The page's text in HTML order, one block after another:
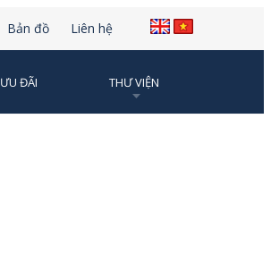
Bản đồ Liên hệ
ƯU ĐÃI THƯ VIỆN